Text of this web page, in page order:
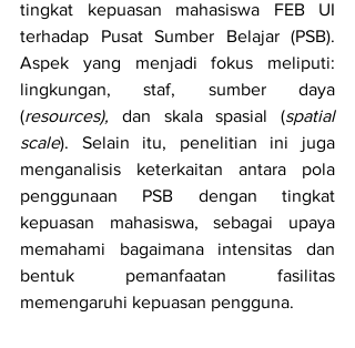
tingkat kepuasan mahasiswa FEB UI
terhadap Pusat Sumber Belajar (PSB).
Aspek yang menjadi fokus meliputi:
lingkungan, staf, sumber daya
(resources), dan skala spasial (spatial
scale). Selain itu, penelitian ini juga
menganalisis keterkaitan antara pola
penggunaan PSB dengan tingkat
kepuasan mahasiswa, sebagai upaya
memahami bagaimana intensitas dan
bentuk pemanfaatan fasilitas
memengaruhi kepuasan pengguna.